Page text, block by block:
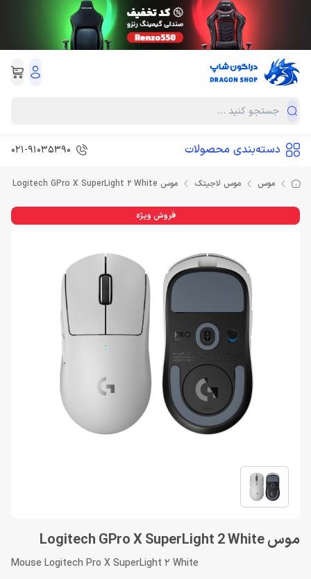
دسته‌بندی محصولات 021-91035390
موس موس لاجیتک موس Logitech GPro X SuperLight 2 White
فروش ویژه
موس Logitech GPro X SuperLight 2 White
Mouse Logitech Pro X SuperLight 2 White